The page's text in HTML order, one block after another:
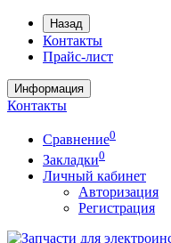
Назад
Контакты
Прайс-лист
Информация
Контакты
Сравнение0
Закладки0
Личный кабинет
Авторизация
Регистрация